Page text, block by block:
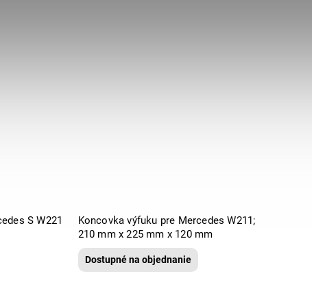
Koncovka výfuku pre Mercedes S W221
Koncovka výfuku pre Mercedes W211;
210 mm x 225 mm x 120 mm
Dostupné na objednanie